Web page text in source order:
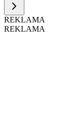
REKLAMA
REKLAMA